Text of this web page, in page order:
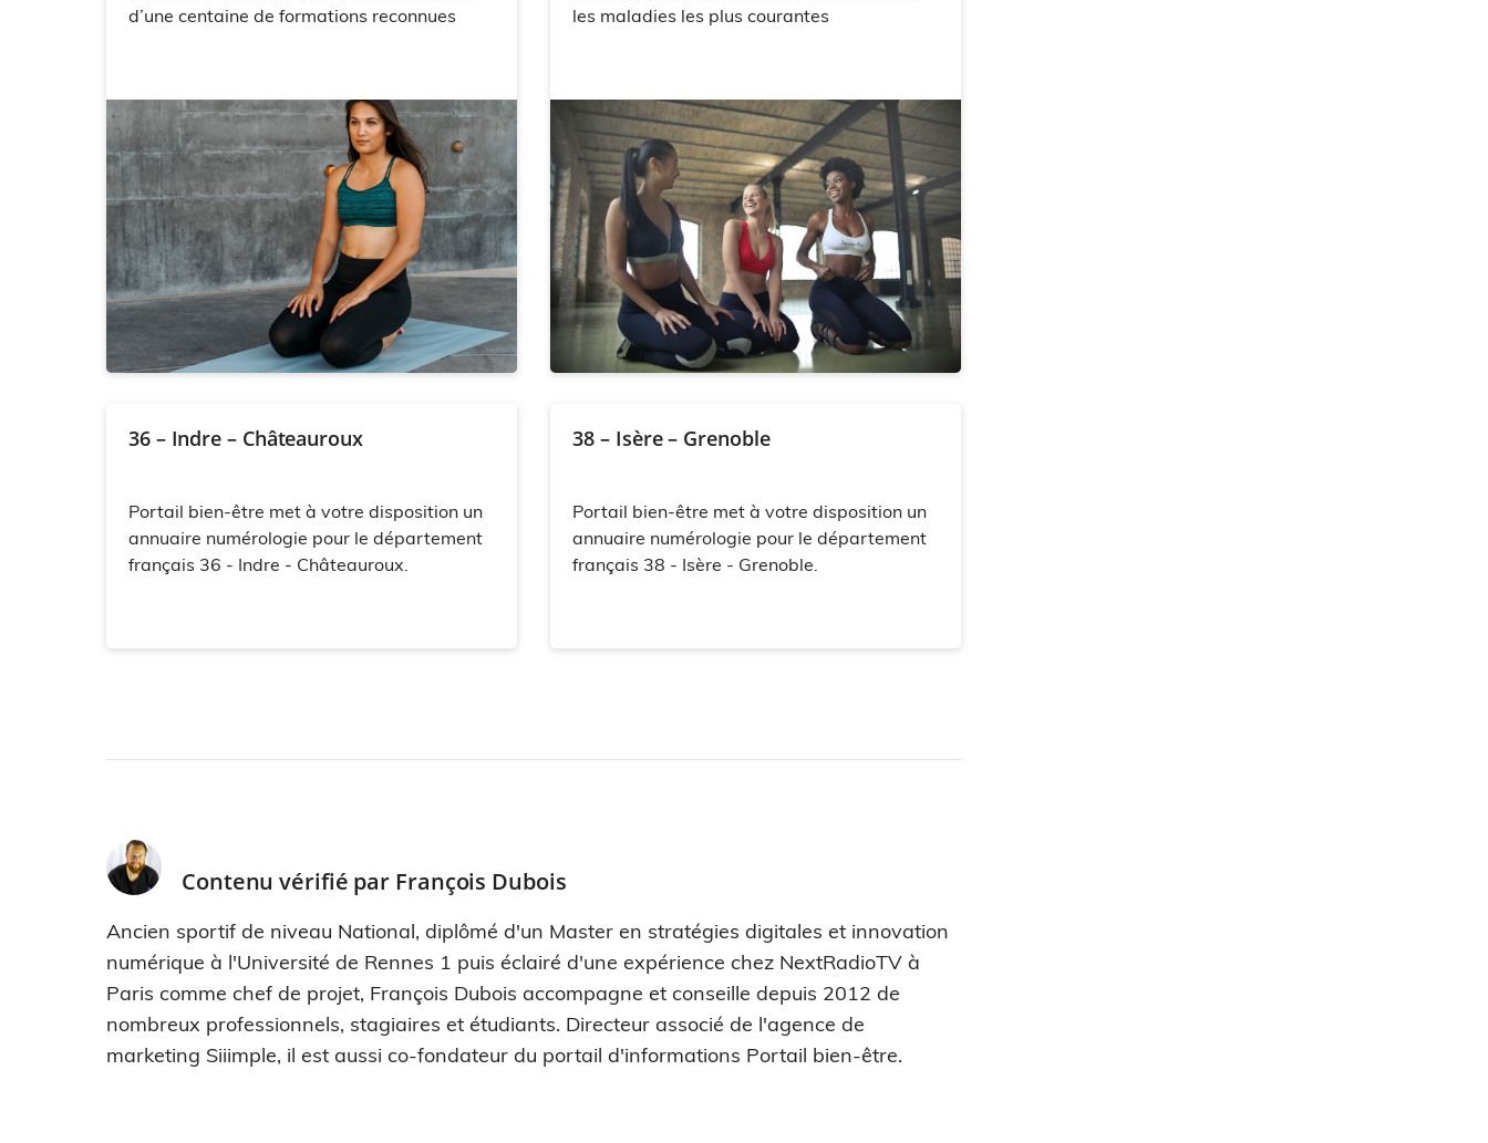
d’une centaine de formations reconnues
les maladies les plus courantes
36 – Indre – Châteauroux
Portail bien-être met à votre disposition un
annuaire numérologie pour le département
français 36 - Indre - Châteauroux.
38 – Isère – Grenoble
Portail bien-être met à votre disposition un
annuaire numérologie pour le département
français 38 - Isère - Grenoble.
Contenu vérifié par François Dubois
Ancien sportif de niveau National, diplômé d'un Master en stratégies digitales et innovation
numérique à l'Université de Rennes 1 puis éclairé d'une expérience chez NextRadioTV à
Paris comme chef de projet, François Dubois accompagne et conseille depuis 2012 de
nombreux professionnels, stagiaires et étudiants. Directeur associé de l'agence de
marketing Siiimple, il est aussi co-fondateur du portail d'informations Portail bien-être.